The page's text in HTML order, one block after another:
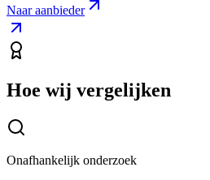
Naar aanbieder
Hoe wij vergelijken
Onafhankelijk onderzoek